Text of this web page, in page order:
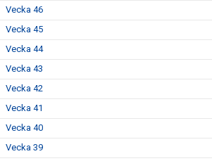
Vecka 46
Vecka 45
Vecka 44
Vecka 43
Vecka 42
Vecka 41
Vecka 40
Vecka 39